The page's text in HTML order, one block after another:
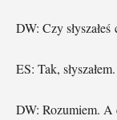
DW: Czy
ES: Tak, słyszałem.
DW: Rozumiem. A